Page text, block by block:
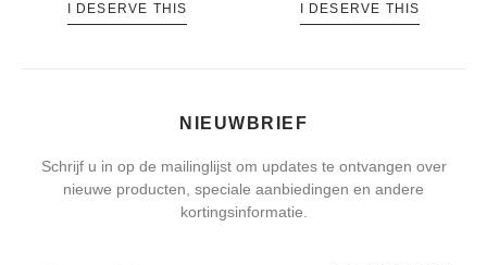
I DESERVE THIS I DESERVE THIS
NIEUWBRIEF
Schrijf u in op de mailinglijst om updates te ontvangen over
nieuwe producten, speciale aanbiedingen en andere
kortingsinformatie.